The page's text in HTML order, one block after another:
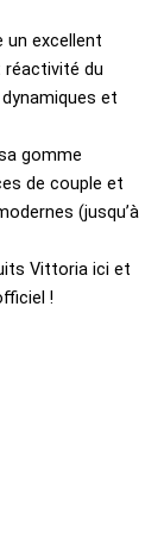
un excellent
du
et
gomme
de couple et
(jusqu’à
Vittoria ici et
!